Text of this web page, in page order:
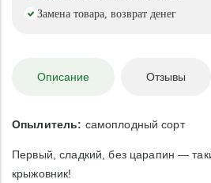
Замена товара, возврат денег
Описание Отзывы
Опылитель: самоплодный сорт
Первый, сладкий, без царапин —
крыжовник!